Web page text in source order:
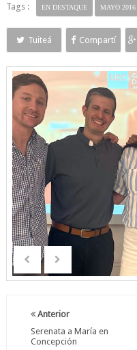
Tags : EN DESTAQUE MAYO 2016
Tuiteá Compartí
Anterior
Serenata a María en
Concepción